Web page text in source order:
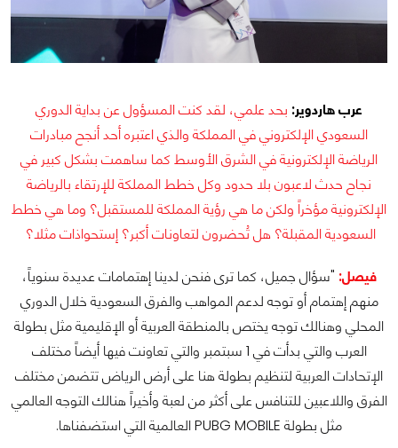
عرب هاردوير: بحد علمي، لقد كنت المسؤول عن بداية الدوري
السعودي الإلكتروني في المملكة والذي اعتبره أحد أنجح مبادرات
الرياضة الإلكترونية في الشرق الأوسط كما ساهمت بشكل كبير في
نجاح حدث لاعبون بلا حدود وكل خطط المملكة للإرتقاء بالرياضة
الإلكترونية مؤخراً ولكن ما هي رؤية المملكة للمستقبل؟ وما هي خطط
السعودية المقبلة؟ هل تُحضرون لتعاونات أكبر؟ إستحواذات مثلا؟
فيصل: "سؤال جميل، كما ترى فنحن لدينا إهتمامات عديدة سنوياً،
منهم إهتمام أو توجه لدعم المواهب والفرق السعودية خلال الدوري
المحلي وهنالك توجه يختص بالمنطقة العربية أو الإقليمية مثل بطولة
العرب والتي بدأت في 1 سبتمبر والتي تعاونت فيها أيضاً مختلف
الإتحادات العربية لتنظيم بطولة هنا على أرض الرياض تتضمن مختلف
الفرق واللاعبين للتنافس على أكثر من لعبة وأخيراً هنالك التوجه العالمي
مثل بطولة PUBG MOBILE العالمية التي استضفناها.